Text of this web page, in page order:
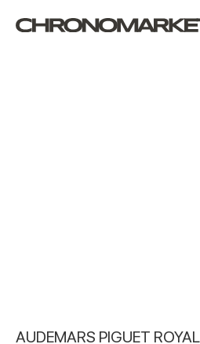
AUDEMARS PIGUET